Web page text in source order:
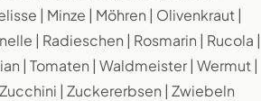
| Minze | Möhren | Olivenkraut |
| Radieschen | Rosmarin | Rucola |
| Tomaten | Waldmeister | Wermut |
| Zuckererbsen | Zwiebeln